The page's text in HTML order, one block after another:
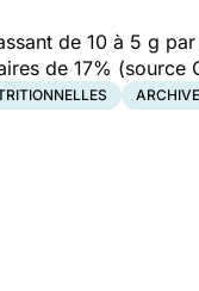
de 10 à 5 g
de 17% (source